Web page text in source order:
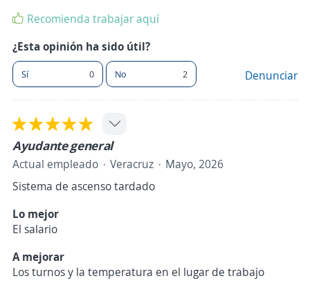
Recomienda trabajar aquí
¿Esta opinión ha sido útil?
Sí 0 No 2 Denunciar
Ayudante general
Actual empleado Veracruz
Mayo, 2026
Sistema de ascenso tardado
Lo mejor
El salario
A mejorar
Los turnos y la temperatura en el lugar de trabajo